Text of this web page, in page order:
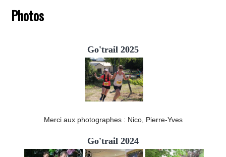
Photos
Go'trail 2025
Merci aux photographes : Nico, Pierre-Yves
Go'trail 2024